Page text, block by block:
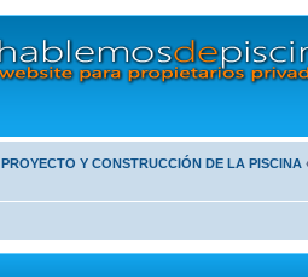
PROYECTO Y CONSTRUCCIÓN DE LA PISCINA